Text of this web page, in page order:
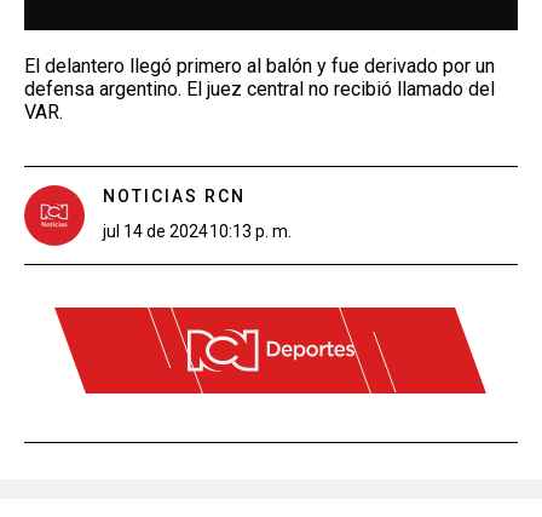
El delantero llegó primero al balón y fue derivado por un
defensa argentino. El juez central no recibió llamado del
VAR.
NOTICIAS RCN
jul 14 de 202410:13 p. m.